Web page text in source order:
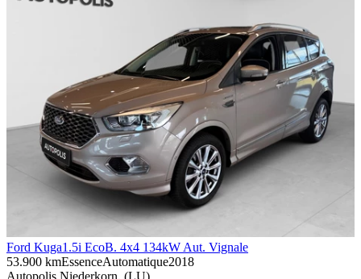
Ford Kuga1.5i EcoB. 4x4 134kW Aut. Vignale
53.900 kmEssenceAutomatique2018